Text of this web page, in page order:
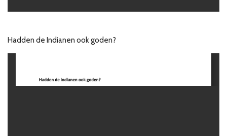
Hadden de Indianen ook goden?